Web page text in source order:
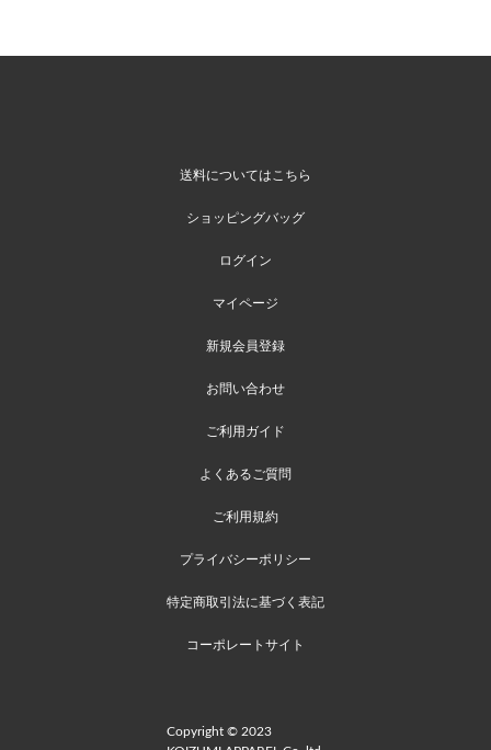
送料についてはこちら
ショッピングバッグ
ログイン
マイページ
新規会員登録
お問い合わせ
ご利用ガイド
よくあるご質問
ご利用規約
プライバシーポリシー
特定商取引法に基づく表記
コーポレートサイト
Copyright © 2023